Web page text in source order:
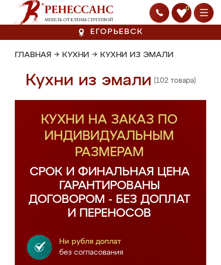
0
ЕГОРЬЕВСК
ГЛАВНАЯ → КУХНИ → КУХНИ ИЗ ЭМАЛИ
Кухни из эмали (102 товара)
КУХНИ НА ЗАКАЗ ПО
ИНДИВИДУАЛЬНЫМ
РАЗМЕРАМ
СРОК И ФИНАЛЬНАЯ ЦЕНА
ГАРАНТИРОВАНЫ
ДОГОВОРОМ - БЕЗ ДОПЛАТ
И ПЕРЕНОСОВ
Ни рубля доплат
без согласования